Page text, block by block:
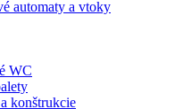
automaty a vtoky
WC
konštrukcie